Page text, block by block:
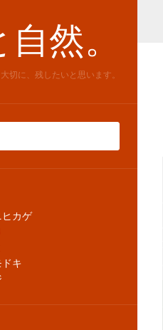
然。
切に、残したいと思います。
ヒカゲ
キ